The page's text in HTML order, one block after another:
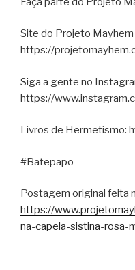
Site do Projeto Mayhem
https://
Siga a gente no
https://
Livros de Hermetismo:
#Batepapo
Postagem original feita
https://
na-capela-sistina-rosa-